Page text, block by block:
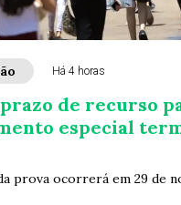
Há 4 horas
prazo de recurso
especial
prova ocorrerá em 29 de